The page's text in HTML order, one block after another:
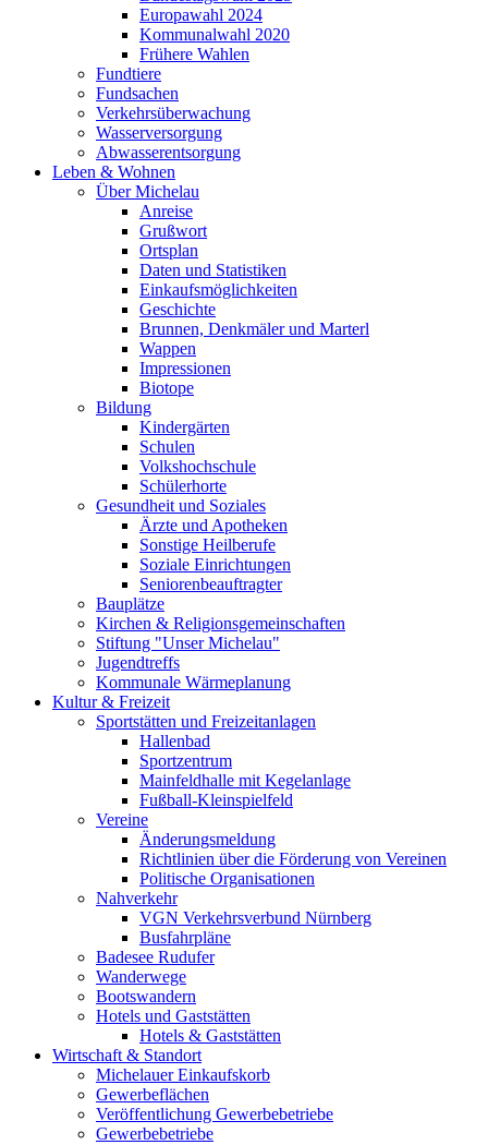
Europawahl 2024
Kommunalwahl 2020
Frühere Wahlen
Fundtiere
Fundsachen
Verkehrsüberwachung
Wasserversorgung
Abwasserentsorgung
Leben & Wohnen
Über Michelau
Anreise
Grußwort
Ortsplan
Daten und Statistiken
Einkaufsmöglichkeiten
Geschichte
Brunnen, Denkmäler und Marterl
Wappen
Impressionen
Biotope
Bildung
Kindergärten
Schulen
Volkshochschule
Schülerhorte
Gesundheit und Soziales
Ärzte und Apotheken
Sonstige Heilberufe
Soziale Einrichtungen
Seniorenbeauftragter
Bauplätze
Kirchen & Religionsgemeinschaften
Stiftung "Unser Michelau"
Jugendtreffs
Kommunale Wärmeplanung
Kultur & Freizeit
Sportstätten und Freizeitanlagen
Hallenbad
Sportzentrum
Mainfeldhalle mit Kegelanlage
Fußball-Kleinspielfeld
Vereine
Änderungsmeldung
Richtlinien über die Förderung von Vereinen
Politische Organisationen
Nahverkehr
VGN Verkehrsverbund Nürnberg
Busfahrpläne
Badesee Rudufer
Wanderwege
Bootswandern
Hotels und Gaststätten
Hotels & Gaststätten
Wirtschaft & Standort
Michelauer Einkaufskorb
Gewerbeflächen
Veröffentlichung Gewerbebetriebe
Gewerbebetriebe